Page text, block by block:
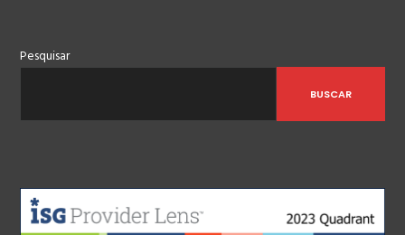
Pesquisar
BUSCAR